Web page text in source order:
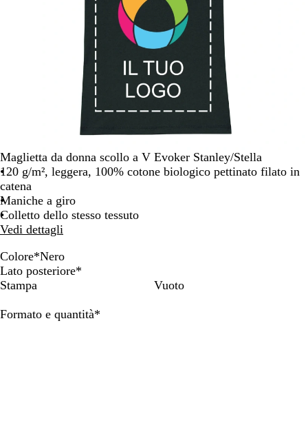
frecce
per
spostarti
Maglietta da donna scollo a V Evoker Stanley/Stella
120 g/m², leggera, 100% cotone biologico pettinato filato in
catena
Maniche a giro
Colletto dello stesso tessuto
Vedi dettagli
Colore*Nero
A
n
r
N
e
o
B
l
n
L
a
p
R
o
s
B
l
e
B
i
n
Lato posteriore*
Stampa
Vuoto
Formato e quantità*